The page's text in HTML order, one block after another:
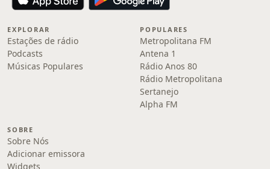
EXPLORAR
Estações de rádio
Podcasts
Músicas Populares
POPULARES
Metropolitana FM
Antena 1
Rádio Anos 80
Rádio Metropolitana
Sertanejo
Alpha FM
SOBRE
Sobre Nós
Adicionar emissora
Widgets